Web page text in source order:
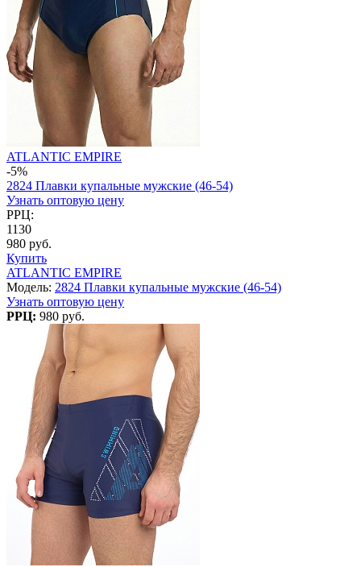
ATLANTIC EMPIRE
-5%
2824 Плавки купальные мужские (46-54)
Узнать оптовую цену
РРЦ:
1130
980 руб.
Купить
ATLANTIC EMPIRE
Модель: 2824 Плавки купальные мужские (46-54)
Узнать оптовую цену
РРЦ: 980 руб.